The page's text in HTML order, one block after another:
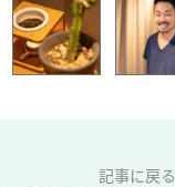
記事に戻る